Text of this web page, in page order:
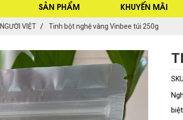
SẢN PHẨM KHUYẾN MÃI
VIỆT Tinh bột nghệ vàng Vinbee túi 250g